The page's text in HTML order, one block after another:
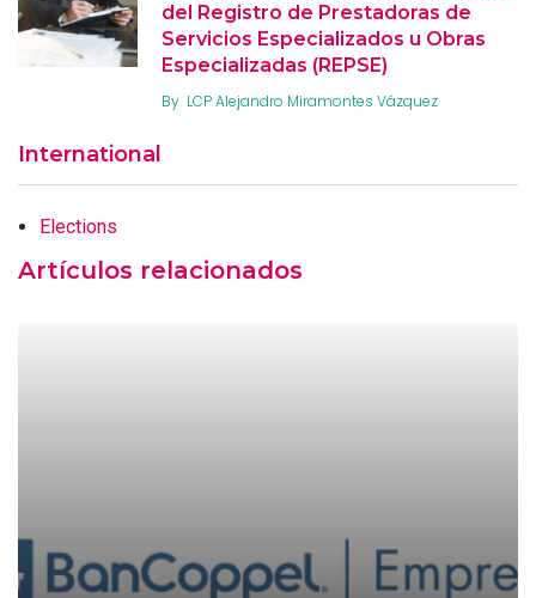
del Registro de Prestadoras de
Servicios Especializados u Obras
Especializadas (REPSE)
By LCP Alejandro Miramontes Vázquez
International
Elections
Artículos relacionados